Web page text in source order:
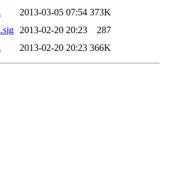
2013-03-05 07:54 373K
2013-02-20 20:23
287
2013-02-20 20:23 366K